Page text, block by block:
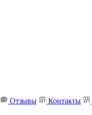
Отзывы Контакты